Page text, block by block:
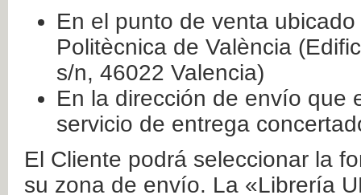
En el punto de venta
Politècnica de València
s/n, 46022 Valencia)
En la dirección de envío que
servicio de entrega
El Cliente podrá seleccionar la
su zona de envío. La «Librería